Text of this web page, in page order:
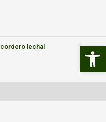
cordero lechal Abrir